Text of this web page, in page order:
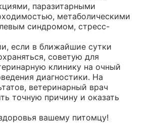
паразитарными
метаболическими
синдромом, стресс-
если в ближайшие сутки
советую для
клинику на очный
диагностики. На
ветеринарный врач
точную причину и оказать
вашему питомцу!